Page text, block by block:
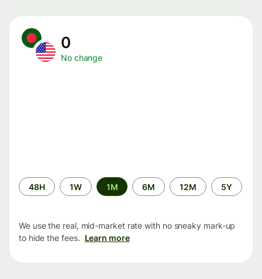
0
No change
Time
period
48H 1W 1M 6M 12M 5Y
We use the real, mid-market rate with no sneaky mark-up
to hide the fees. Learn more